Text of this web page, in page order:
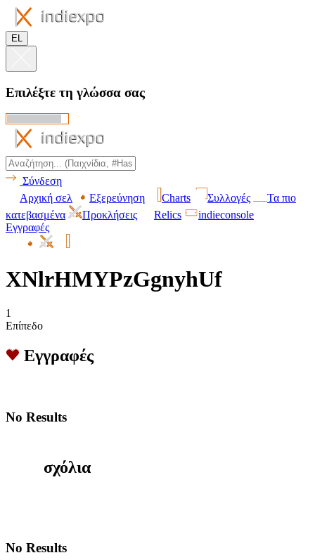
EL
Επιλέξτε τη γλώσσα σας
Σύνδεση
Αρχική σελ
Εξερεύνηση Charts Συλλογές
Τα πιο
κατεβασμένα
Προκλήσεις Relics
indieconsole
Εγγραφές
XNlrHMYPzGgnyhUf
1
Επίπεδο
Εγγραφές
No Results
σχόλια
No Results